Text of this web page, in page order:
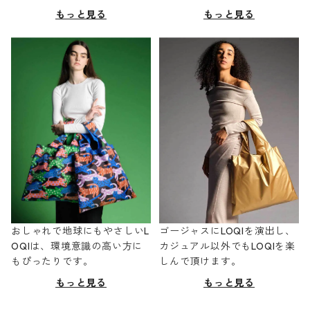
もっと見る
もっと見る
おしゃれで地球にもやさしいL
OQIは、環境意識の高い方に
もぴったりです。
もっと見る
ゴージャスにLOQIを演出し、
カジュアル以外でもLOQIを楽
しんで頂けます。
もっと見る